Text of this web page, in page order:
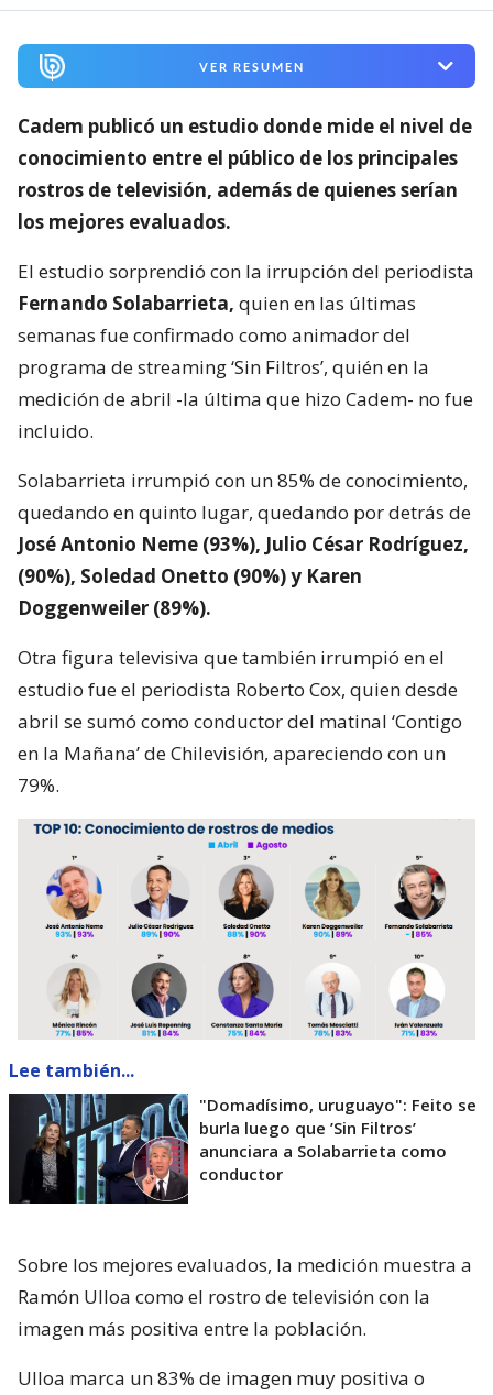
VER RESUMEN
Cadem publicó un estudio donde mide el nivel de
conocimiento entre el público de los principales
rostros de televisión, además de quienes serían
los mejores evaluados.
El estudio sorprendió con la irrupción del periodista
Fernando Solabarrieta, quien en las últimas
semanas fue confirmado como animador del
programa de streaming ‘Sin Filtros’, quién en la
medición de abril -la última que hizo Cadem- no fue
incluido.
Solabarrieta irrumpió con un 85% de conocimiento,
quedando en quinto lugar, quedando por detrás de
José Antonio Neme (93%), Julio César Rodríguez,
(90%), Soledad Onetto (90%) y Karen
Doggenweiler (89%).
Otra figura televisiva que también irrumpió en el
estudio fue el periodista Roberto Cox, quien desde
abril se sumó como conductor del matinal ‘Contigo
en la Mañana’ de Chilevisión, apareciendo con un
79%.
Lee también...
"Domadísimo, uruguayo": Feito se
burla luego que ’Sin Filtros’
anunciara a Solabarrieta como
conductor
Sobre los mejores evaluados, la medición muestra a
Ramón Ulloa como el rostro de televisión con la
imagen más positiva entre la población.
Ulloa marca un 83% de imagen muy positiva o